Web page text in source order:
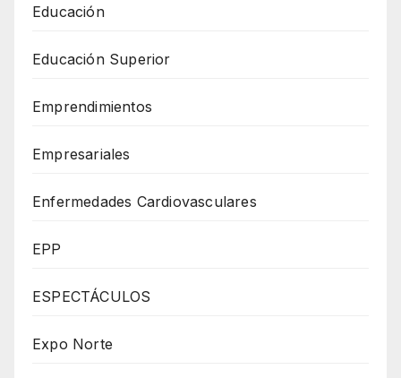
Educación
Educación Superior
Emprendimientos
Empresariales
Enfermedades Cardiovasculares
EPP
ESPECTÁCULOS
Expo Norte